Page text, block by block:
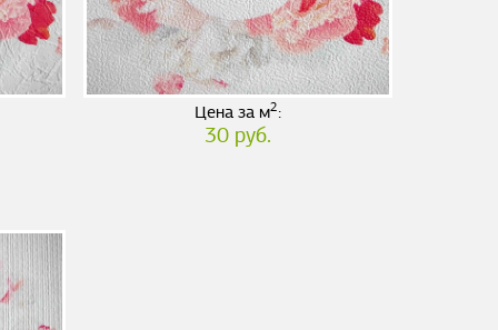
Цена за м2:
30 руб.